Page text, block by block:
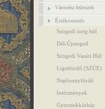
Városrész fejlesztés
Értékvesztés
Szögedi öreg híd
Dél-Újszeged
Szögedi Vasúti Híd
Ligetfürdő (SZÚE)
Napfonnyfürdő
Intézmények
Gyermekkórház